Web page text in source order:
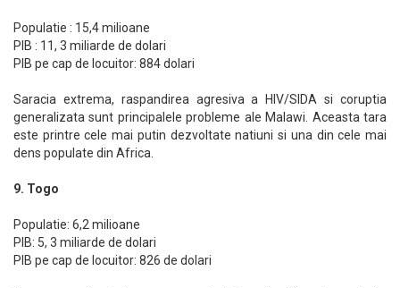
Populatie : 15,4 milioane
PIB : 11, 3 miliarde de dolari
PIB pe cap de locuitor: 884 dolari
Saracia extrema, raspandirea agresiva a HIV/SIDA si coruptia
generalizata sunt principalele probleme ale Malawi. Aceasta tara
este printre cele mai putin dezvoltate natiuni si una din cele mai
dens populate din Africa.
9. Togo
Populatie: 6,2 milioane
PIB: 5, 3 miliarde de dolari
PIB pe cap de locuitor: 826 de dolari